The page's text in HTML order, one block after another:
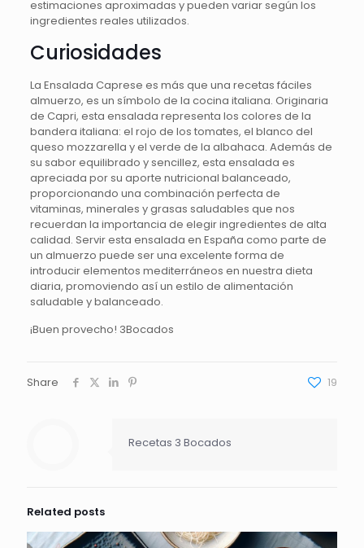
estimaciones aproximadas y pueden variar según los
ingredientes reales utilizados.
Curiosidades
La Ensalada Caprese es más que una recetas fáciles
almuerzo, es un símbolo de la cocina italiana. Originaria
de Capri, esta ensalada representa los colores de la
bandera italiana: el rojo de los tomates, el blanco del
queso mozzarella y el verde de la albahaca. Además de
su sabor equilibrado y sencillez, esta ensalada es
apreciada por su aporte nutricional balanceado,
proporcionando una combinación perfecta de
vitaminas, minerales y grasas saludables que nos
recuerdan la importancia de elegir ingredientes de alta
calidad. Servir esta ensalada en España como parte de
un almuerzo puede ser una excelente forma de
introducir elementos mediterráneos en nuestra dieta
diaria, promoviendo así un estilo de alimentación
saludable y balanceado.
¡Buen provecho! 3Bocados
Share 19
Recetas 3 Bocados
Related posts